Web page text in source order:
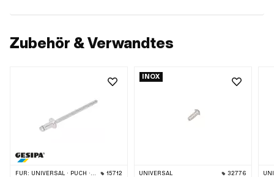
Zubehör & Verwandtes
FÜR: UNIVERSAL · PUCH · SACHS 15712
INOX
UNIVERSAL 32776